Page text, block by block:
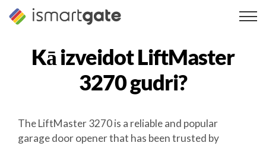
Pāriet
Kā izveidotLiftMaster
3270gudri?
The LiftMaster 3270 is a reliable and popular
garage door opener that has been trusted by